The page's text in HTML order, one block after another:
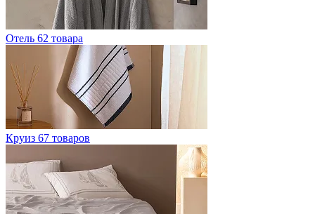
Отель 62 товара
Круиз 67 товаров